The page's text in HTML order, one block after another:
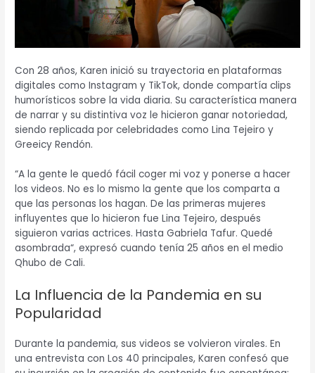
Con 28 años, Karen inició su trayectoria en plataformas
digitales como Instagram y TikTok, donde compartía clips
humorísticos sobre la vida diaria. Su característica manera
de narrar y su distintiva voz le hicieron ganar notoriedad,
siendo replicada por celebridades como Lina Tejeiro y
Greeicy Rendón.
“A la gente le quedó fácil coger mi voz y ponerse a hacer
los videos. No es lo mismo la gente que los comparta a
que las personas los hagan. De las primeras mujeres
influyentes que lo hicieron fue Lina Tejeiro, después
siguieron varias actrices. Hasta Gabriela Tafur. Quedé
asombrada“, expresó cuando tenía 25 años en el medio
Qhubo de Cali.
La Influencia de la Pandemia en su
Popularidad
Durante la pandemia, sus videos se volvieron virales. En
una entrevista con Los 40 principales, Karen confesó que